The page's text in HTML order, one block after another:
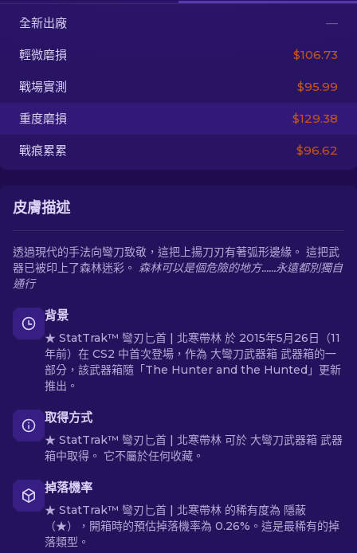
ZH-TW
全新出廠 —
輕微磨損 $106.73
戰場實測 $95.99
重度磨損 $129.38
戰痕累累 $96.62
皮膚描述
透過現代的手法向彎刀致敬，這把上揚刀刃有著弧形邊緣。 這把武
器已被印上了森林迷彩。 森林可以是個危險的地方......永遠都別獨自
通行
背景
★ StatTrak™ 彎刃匕首 | 北寒帶林 於 2015年5月26日（11
年前）在 CS2 中首次登場，作為 大彎刀武器箱 武器箱的一
部分，該武器箱隨「The Hunter and the Hunted」更新
推出。
取得方式
★ StatTrak™ 彎刃匕首 | 北寒帶林 可於 大彎刀武器箱 武器
箱中取得。 它不屬於任何收藏。
掉落機率
★ StatTrak™ 彎刃匕首 | 北寒帶林 的稀有度為 隱蔽
（★），開箱時的預估掉落機率為 0.26%。這是最稀有的掉
落類型。